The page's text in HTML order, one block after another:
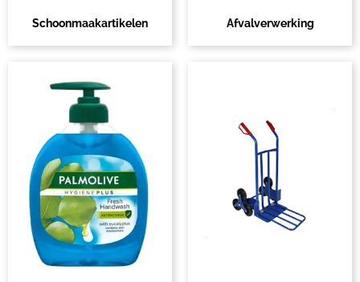
Schoonmaakartikelen Afvalverwerking